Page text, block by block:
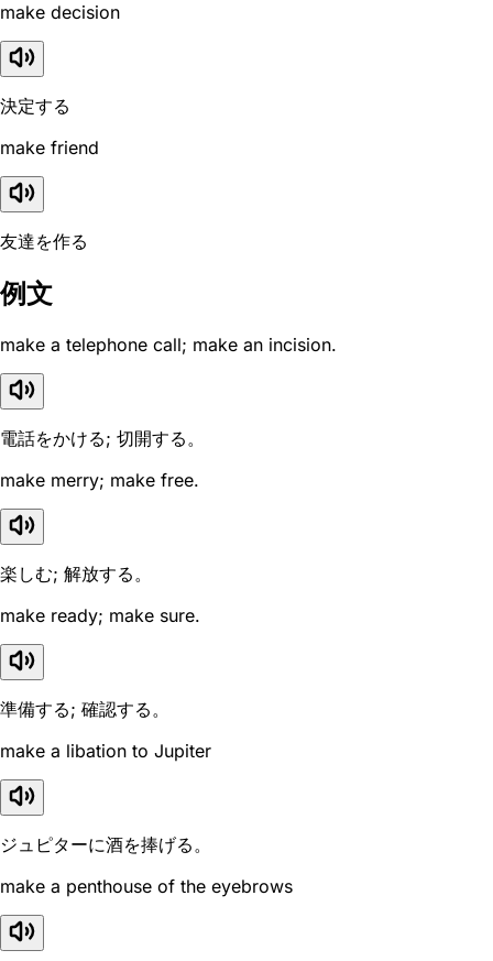
make decision
決定する
make friend
友達を作る
例文
make a telephone call; make an incision.
電話をかける; 切開する。
make merry; make free.
楽しむ; 解放する。
make ready; make sure.
準備する; 確認する。
make a libation to Jupiter
ジュピターに酒を捧げる。
make a penthouse of the eyebrows